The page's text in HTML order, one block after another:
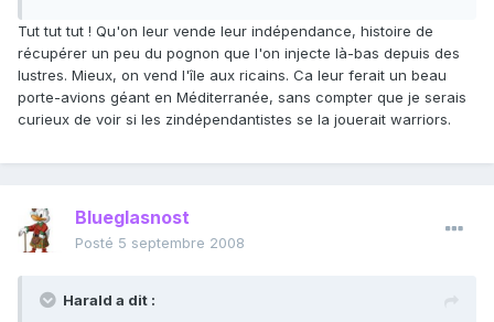
Tut tut tut ! Qu'on leur vende leur indépendance, histoire de
récupérer un peu du pognon que l'on injecte là-bas depuis des
lustres. Mieux, on vend l'île aux ricains. Ca leur ferait un beau
porte-avions géant en Méditerranée, sans compter que je serais
curieux de voir si les zindépendantistes se la jouerait warriors.
Blueglasnost
Posté 5 septembre 2008
Harald a dit :